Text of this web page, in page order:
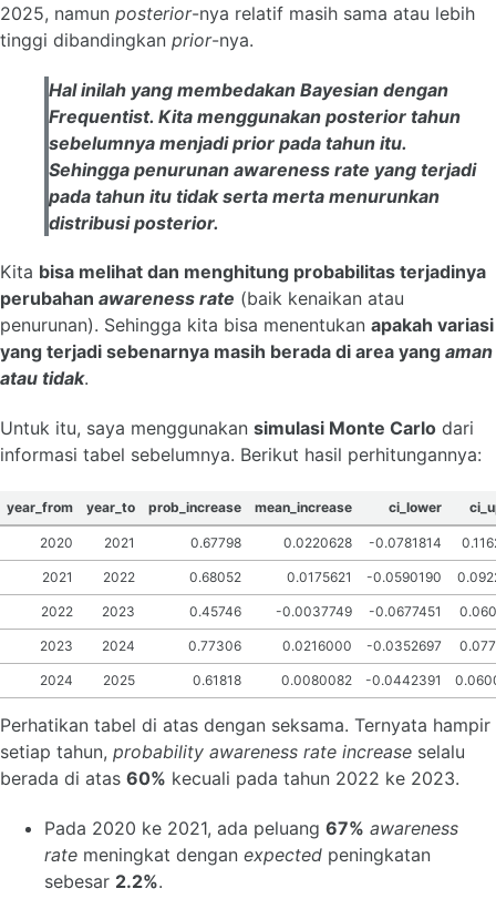
2025, namun posterior-nya relatif masih sama atau lebih
tinggi dibandingkan prior-nya.
Hal inilah yang membedakan Bayesian dengan
Frequentist. Kita menggunakan posterior tahun
sebelumnya menjadiprior pada tahun itu.
Sehingga penurunan awareness rate yang terjadi
pada tahun itu tidak serta merta menurunkan
distribusiposterior.
Kita bisa melihat dan menghitung probabilitas terjadinya
perubahan awareness rate (baik kenaikan atau
penurunan). Sehingga kita bisa menentukan apakah variasi
yang terjadi sebenarnya masih berada di area yang aman
atau tidak.
Untuk itu, saya menggunakan simulasi Monte Carlo dari
informasi tabel sebelumnya. Berikut hasil perhitungannya:
year_from year_to prob_increase mean_increase ci_lower
2020 2021 0.67798 0.0220628 -0.0781814
2021 2022 0.68052 0.0175621 -0.0590190
2022 2023 0.45746 -0.0037749 -0.0677451
2023 2024 0.77306 0.0216000 -0.0352697
2024 2025 0.61818 0.0080082 -0.0442391
Perhatikan tabel di atas dengan seksama. Ternyata hampir
setiap tahun, probability awareness rate increase selalu
berada di atas 60% kecuali pada tahun 2022 ke 2023.
Pada 2020 ke 2021, ada peluang 67% awareness
rate meningkat dengan expected peningkatan
sebesar 2.2%.